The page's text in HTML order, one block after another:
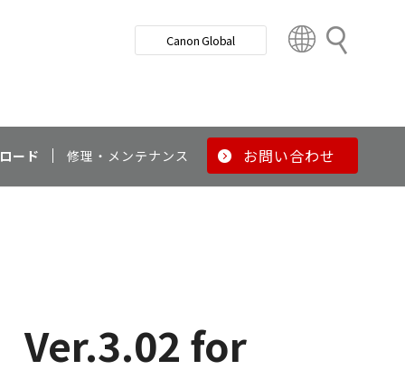
検
Canon Global
t
y
ード 修理・メンテナンス お問い合わせ
Ver.3.02 for